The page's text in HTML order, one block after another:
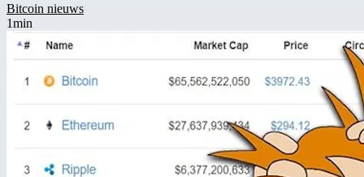
Bitcoin nieuws
1min